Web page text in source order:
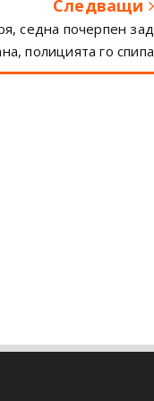
Следващи
седна почерпен зад
полицията го спипа